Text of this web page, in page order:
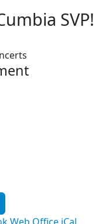
SVP!
Web Office iCal